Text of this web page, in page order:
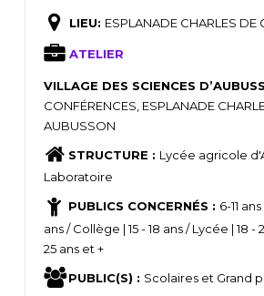
LIEU: ESPLANADE CHARLES DE
ATELIER
VILLAGE DES SCIENCES
CONFÉRENCES, ESPLANADE
AUBUSSON
STRUCTURE : Lycée agricole
Laboratoire
PUBLICS CONCERNÉS : 6-11
ans / Collège | 15 - 18 ans / Lycée | 18 -
25 ans et +
PUBLIC(S) : Scolaires et Grand